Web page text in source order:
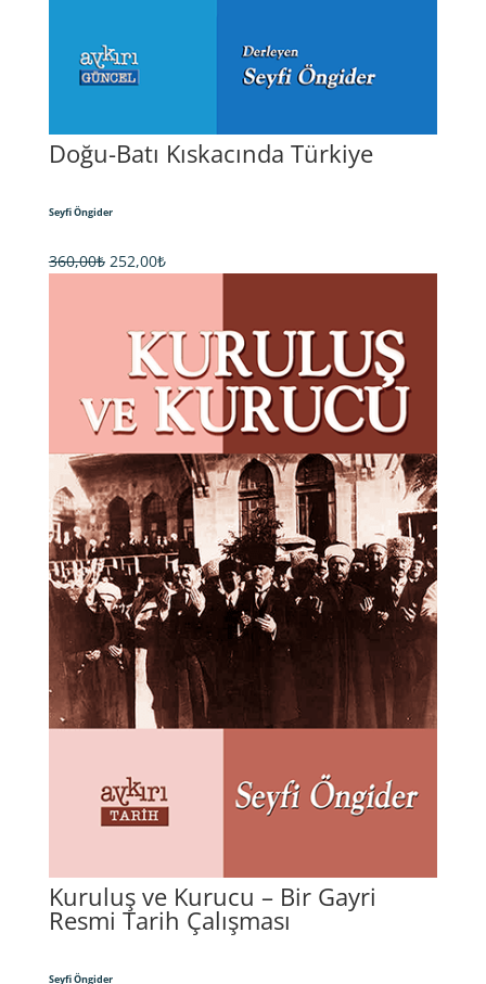
Doğu-Batı Kıskacında Türkiye
Seyfi Öngider
360,00₺ Orijinal
252,00₺Şu
252,00₺.
Kuruluş ve Kurucu – Bir Gayri
Resmi Tarih Çalışması
Seyfi Öngider